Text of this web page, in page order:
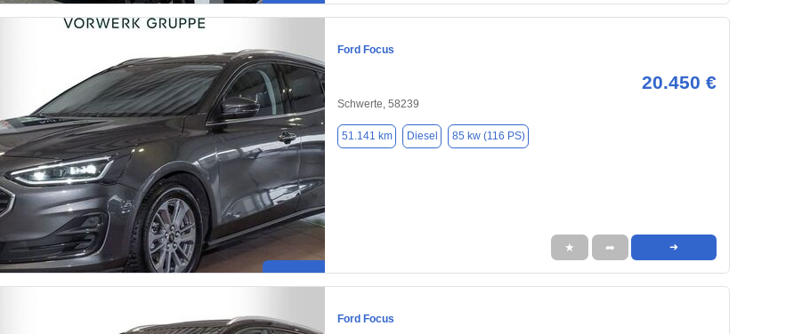
Ford Focus
20.450 €
Schwerte, 58239
51.141 km Diesel 85 kw (116 PS)
★ ➦ ➜
Ford Focus